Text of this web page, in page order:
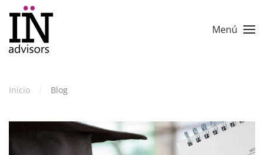
Skip to main content Menú
Inicio Blog